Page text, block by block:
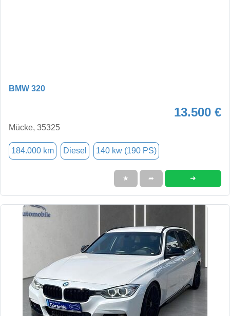
BMW 320
13.500 €
Mücke, 35325
184.000 km Diesel 140 kw (190 PS)
★ ➦ ➜